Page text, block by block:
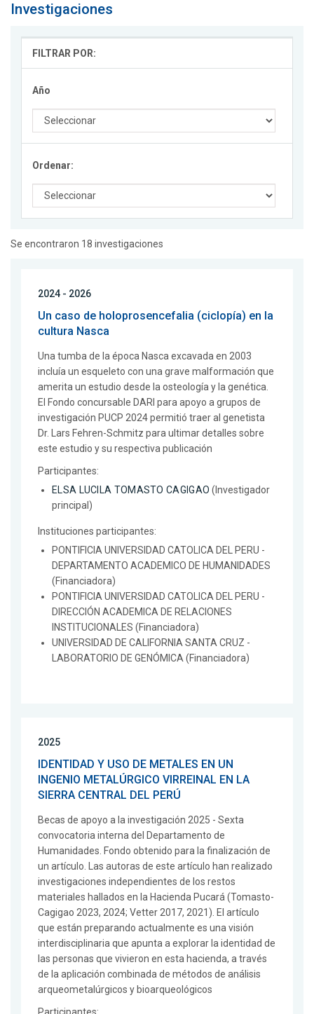
Investigaciones
FILTRAR POR:
Año
Ordenar:
Se encontraron 18 investigaciones
2024 - 2026
Un caso de holoprosencefalia (ciclopía) en la
cultura Nasca
Una tumba de la época Nasca excavada en 2003
incluía un esqueleto con una grave malformación que
amerita un estudio desde la osteología y la genética.
El Fondo concursable DARI para apoyo a grupos de
investigación PUCP 2024 permitió traer al genetista
Dr. Lars Fehren-Schmitz para ultimar detalles sobre
este estudio y su respectiva publicación
Participantes:
ELSA LUCILA TOMASTO CAGIGAO (Investigador
principal)
Instituciones participantes:
PONTIFICIA UNIVERSIDAD CATOLICA DEL PERU -
DEPARTAMENTO ACADEMICO DE HUMANIDADES
(Financiadora)
PONTIFICIA UNIVERSIDAD CATOLICA DEL PERU -
DIRECCIÓN ACADEMICA DE RELACIONES
INSTITUCIONALES (Financiadora)
UNIVERSIDAD DE CALIFORNIA SANTA CRUZ -
LABORATORIO DE GENÓMICA (Financiadora)
2025
IDENTIDAD Y USO DE METALES EN UN
INGENIO METALÚRGICO VIRREINAL EN LA
SIERRA CENTRAL DEL PERÚ
Becas de apoyo a la investigación 2025 - Sexta
convocatoria interna del Departamento de
Humanidades. Fondo obtenido para la finalización de
un artículo. Las autoras de este artículo han realizado
investigaciones independientes de los restos
materiales hallados en la Hacienda Pucará (Tomasto-
Cagigao 2023, 2024; Vetter 2017, 2021). El artículo
que están preparando actualmente es una visión
interdisciplinaria que apunta a explorar la identidad de
las personas que vivieron en esta hacienda, a través
de la aplicación combinada de métodos de análisis
arqueometalúrgicos y bioarqueológicos